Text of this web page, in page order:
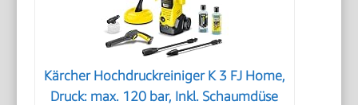
Kärcher Hochdruckreiniger K 3 FJ Home,
Druck: max. 120 bar, Inkl. Schaumdüse